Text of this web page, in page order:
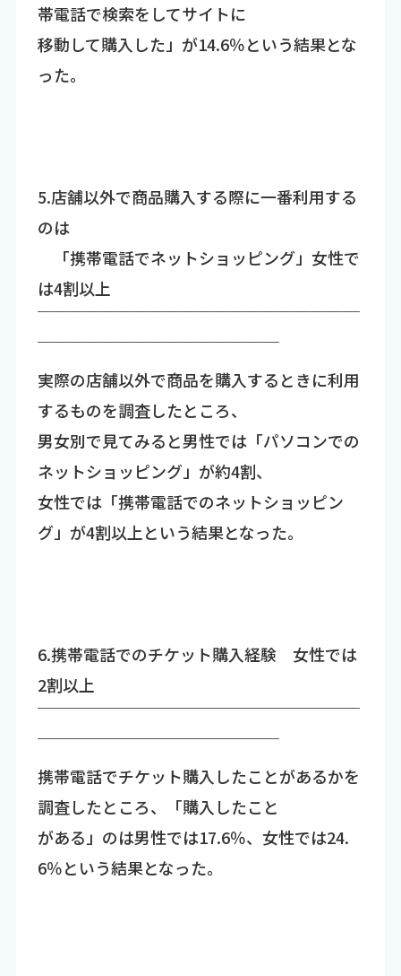
帯電話で検索をしてサイトに
移動して購入した」が14.6％という結果とな
った。
5.店舗以外で商品購入する際に一番利用する
のは
「携帯電話でネットショッピング」女性で
は4割以上
￣￣￣￣￣￣￣￣￣￣￣￣￣￣￣￣￣￣￣￣
￣￣￣￣￣￣￣￣￣￣￣￣￣￣￣
実際の店舗以外で商品を購入するときに利用
するものを調査したところ、
男女別で見てみると男性では「パソコンでの
ネットショッピング」が約4割、
女性では「携帯電話でのネットショッピン
グ」が4割以上という結果となった。
6.携帯電話でのチケット購入経験 女性では
2割以上
￣￣￣￣￣￣￣￣￣￣￣￣￣￣￣￣￣￣￣￣
￣￣￣￣￣￣￣￣￣￣￣￣￣￣￣
携帯電話でチケット購入したことがあるかを
調査したところ、「購入したこと
がある」のは男性では17.6％、女性では24.
6％という結果となった。